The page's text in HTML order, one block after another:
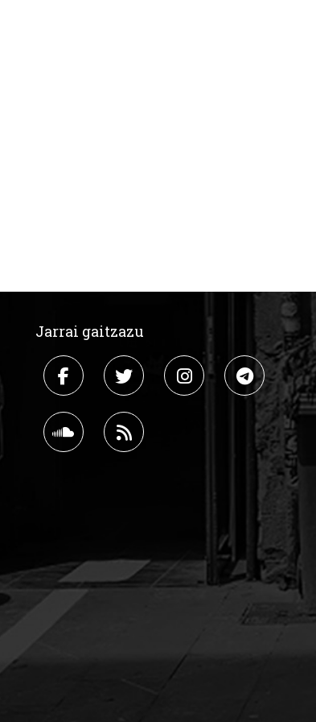
Jarrai gaitzazu